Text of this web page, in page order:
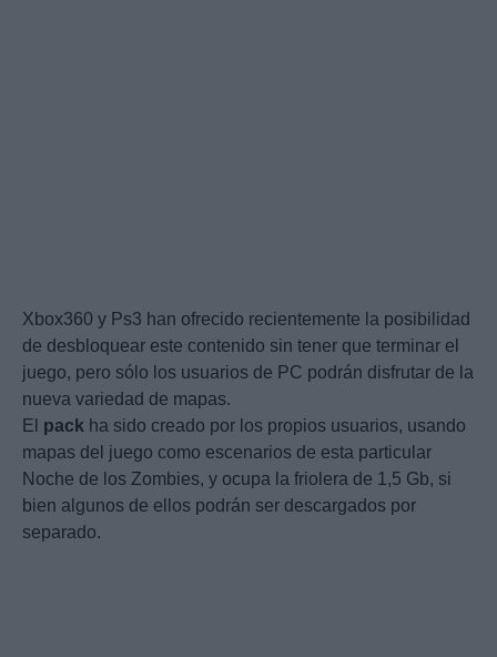
Xbox360 y Ps3 han ofrecido recientemente la posibilidad
de desbloquear este contenido sin tener que terminar el
juego, pero sólo los usuarios de PC podrán disfrutar de la
nueva variedad de mapas.
El pack ha sido creado por los propios usuarios, usando
mapas del juego como escenarios de esta particular
Noche de los Zombies, y ocupa la friolera de 1,5 Gb, si
bien algunos de ellos podrán ser descargados por
separado.